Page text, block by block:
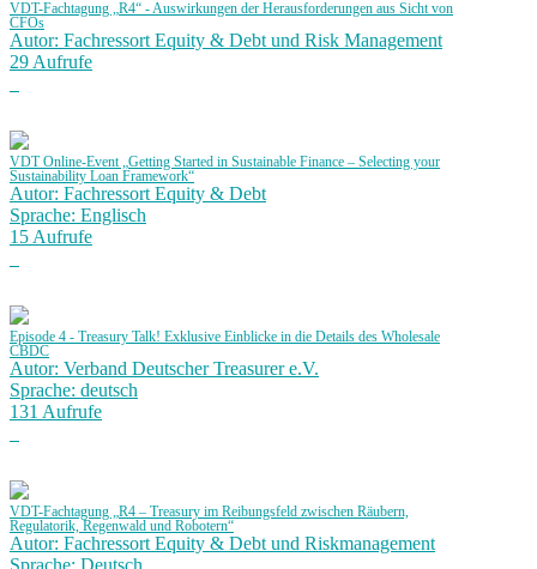
VDT-Fachtagung „R4“ - Auswirkungen der Herausforderungen aus Sicht von
CFOs
Autor: Fachressort Equity & Debt und Risk Management
29 Aufrufe
VDT Online-Event „Getting Started in Sustainable Finance – Selecting your
Sustainability Loan Framework“
Autor: Fachressort Equity & Debt
Sprache: Englisch
15 Aufrufe
Episode 4 - Treasury Talk! Exklusive Einblicke in die Details des Wholesale
CBDC
Autor: Verband Deutscher Treasurer e.V.
Sprache: deutsch
131 Aufrufe
VDT-Fachtagung „R4 – Treasury im Reibungsfeld zwischen Räubern,
Regulatorik, Regenwald und Robotern“
Autor: Fachressort Equity & Debt und Riskmanagement